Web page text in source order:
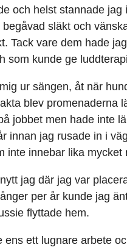
och helst stannade
begåvad släkt och
Tack vare dem hade
som kunde ge
ur sängen, åt när
blev promenaderna
jobbet men hade inte
innan jag rusade in i
inte innebar lika
jag där jag var
per år kunde jag
flyttade hem.
ens ett lugnare arbete